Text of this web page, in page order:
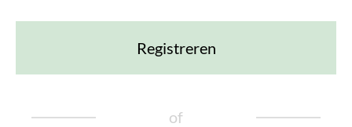
Registreren
of